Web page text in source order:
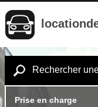
Rechercher
Prise en charge